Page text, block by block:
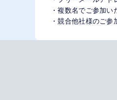
・複数名でご参加
・競合他社様のご